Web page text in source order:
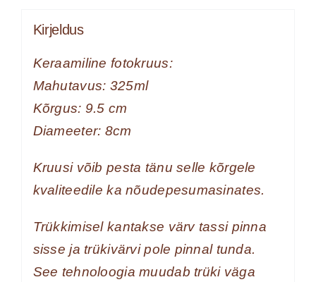
kogus
Kirjeldus
Keraamiline fotokruus:
Mahutavus: 325ml
Kõrgus: 9.5 cm
Diameeter: 8cm
Kruusi võib pesta tänu selle kõrgele
kvaliteedile ka nõudepesumasinates.
Trükkimisel kantakse värv tassi pinna
sisse ja trükivärvi pole pinnal tunda.
See tehnoloogia muudab trüki väga